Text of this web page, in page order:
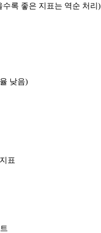
수록 좋은 지표는 역순 처리)
낮음)
표